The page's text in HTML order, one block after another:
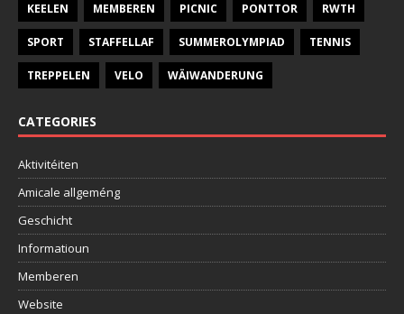
KEELEN MEMBEREN PICNIC PONTTOR RWTH
SPORT STAFFELLAF SUMMEROLYMPIAD TENNIS
TREPPELEN VELO WÄIWANDERUNG
CATEGORIES
Aktivitéiten
Amicale allgeméng
Geschicht
Informatioun
Memberen
Website